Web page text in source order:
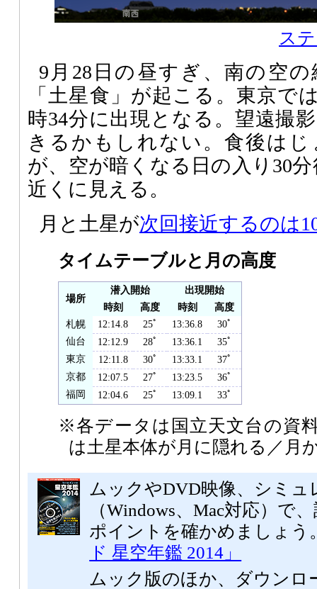
ス
9月28日の昼すぎ、南の空
「土星食」が起こる。東京で
時34分に出現となる。望遠撮
きるかもしれない。食後は
が、空が暗くなる日の入り30
近くに見える。
月と土星が次回接近するのは
タイムテーブルと月の高度
場所
潜入開始
出現開始
時刻
高度 時刻
高度
札幌
12:14.8 25ﾟ 13:36.8
30ﾟ
仙台
12:12.9 28ﾟ 13:36.1
35ﾟ
東京
12:11.8 30ﾟ 13:33.1
37ﾟ
京都
12:07.5 27ﾟ 13:23.5
36ﾟ
福岡
12:04.6 25ﾟ 13:09.1 33ﾟ
※各データは国立天文台の資
は土星本体が月に隠れる／月
ムックやDVD映像、シミュ
（Windows、Mac対応）で
ポイントを確かめましょ
ド 星空年鑑 2014」
ムック版のほか、ダウンロ